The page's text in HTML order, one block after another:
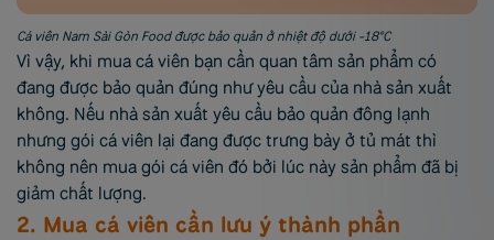
Cá viên Nam Sài Gòn Food được bảo quản ở nhiệt độ dưới -18°C
Vì vậy, khi mua cá viên bạn cần quan tâm sản phẩm có
đang được bảo quản đúng như yêu cầu của nhà sản xuất
không. Nếu nhà sản xuất yêu cầu bảo quản đông lạnh
nhưng gói cá viên lại đang được trưng bày ở tủ mát thì
không nên mua gói cá viên đó bởi lúc này sản phẩm đã bị
giảm chất lượng.
2. Mua cá viên cần lưu ý thành phần